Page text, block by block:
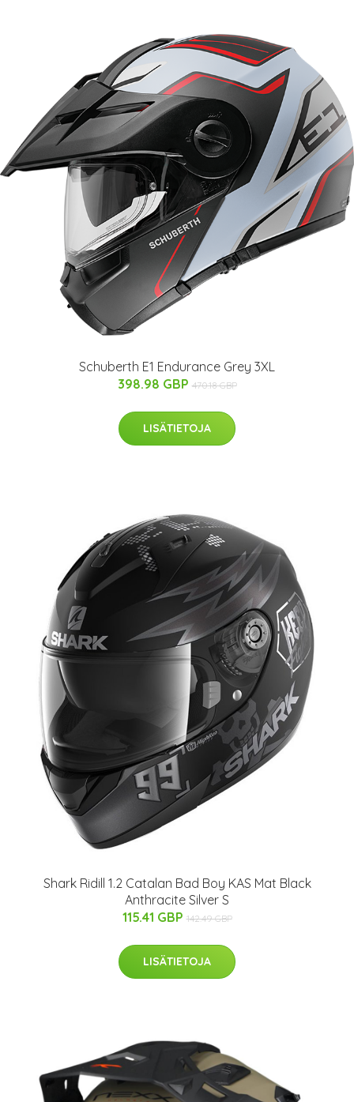
Schuberth E1 Endurance Grey 3XL
398.98 GBP 470.18 GBP
LISÄTIETOJA
Shark Ridill 1.2 Catalan Bad Boy KAS Mat Black
Anthracite Silver S
115.41 GBP 142.49 GBP
LISÄTIETOJA